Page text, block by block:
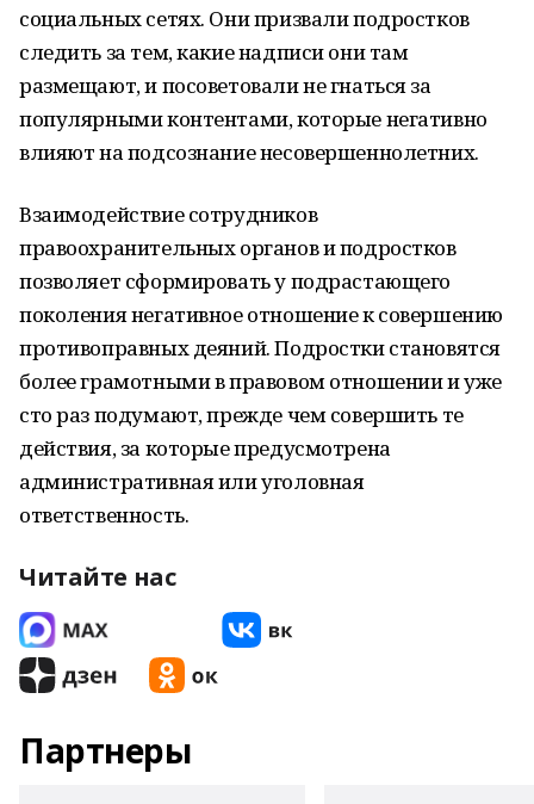
социальных сетях. Они призвали подростков
следить за тем, какие надписи они там
размещают, и посоветовали не гнаться за
популярными контентами, которые негативно
влияют на подсознание несовершеннолетних.
Взаимодействие сотрудников
правоохранительных органов и подростков
позволяет сформировать у подрастающего
поколения негативное отношение к совершению
противоправных деяний. Подростки становятся
более грамотными в правовом отношении и уже
сто раз подумают, прежде чем совершить те
действия, за которые предусмотрена
административная или уголовная
ответственность.
Читайте нас
Партнеры